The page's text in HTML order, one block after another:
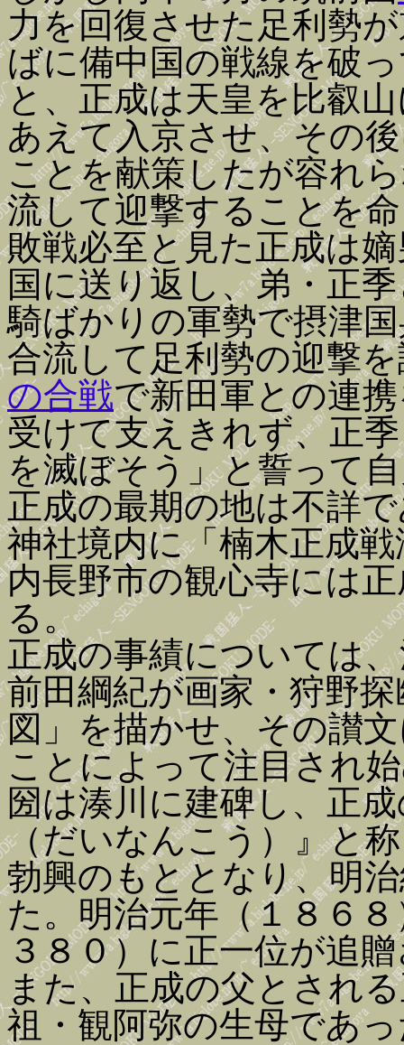
力を回復させた足利勢
ばに備中国の戦線を破
と、正成は天皇を比叡
あえて入京させ、その
ことを献策したが容れ
流して迎撃することを
敗戦必至と見た正成は
国に送り返し、弟・正
騎ばかりの軍勢で摂津
合流して足利勢の迎撃
の合戦で新田軍との連
受けて支えきれず、正
を滅ぼそう」と誓って
正成の最期の地は不詳
神社境内に「楠木正成
内長野市の観心寺には
る。
正成の事績については
前田綱紀が画家・狩野
図」を描かせ、その讃
ことによって注目され
圀は湊川に建碑し、正
（だいなんこう）』と
勃興のもととなり、明
た。明治元年（１８６
３８０）に正一位が追
また、正成の父とされ
祖・観阿弥の生母であ